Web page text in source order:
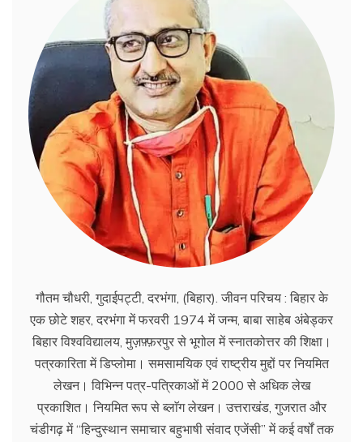
गौतम चौधरी, गुदाईपट्टी, दरभंगा, (बिहार). जीवन परिचय : बिहार के
एक छोटे शहर, दरभंगा में फरवरी 1974 में जन्म, बाबा साहेब अंबेड्कर
बिहार विश्वविद्यालय, मुज़फ़्फ़रपुर से भूगोल में स्नातकोत्तर की शिक्षा।
पत्रकारिता में डिप्लोमा। समसामयिक एवं राष्ट्रीय मुद्दों पर नियमित
लेखन। विभिन्न पत्र-पत्रिकाओं में 2000 से अधिक लेख
प्रकाशित। नियमित रूप से ब्लाॅग लेखन। उत्तराखंड, गुजरात और
चंडीगढ़ में ‘‘हिन्दुस्थान समाचार बहुभाषी संवाद एजेंसी’’ में कई वर्षों तक